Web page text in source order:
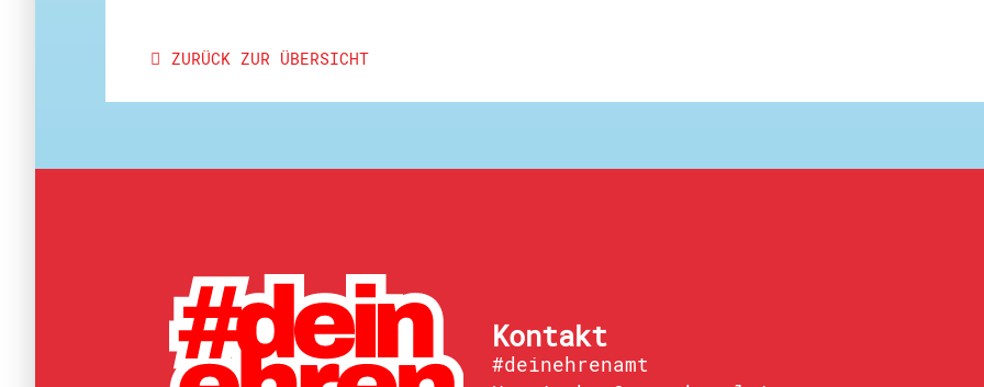
ZURÜCK ZUR ÜBERSICHT
Kontakt
#deinehrenamt